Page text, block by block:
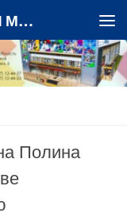
Спортивная школа «РУССКИЙ МЕДВЕДЬ»
Полина